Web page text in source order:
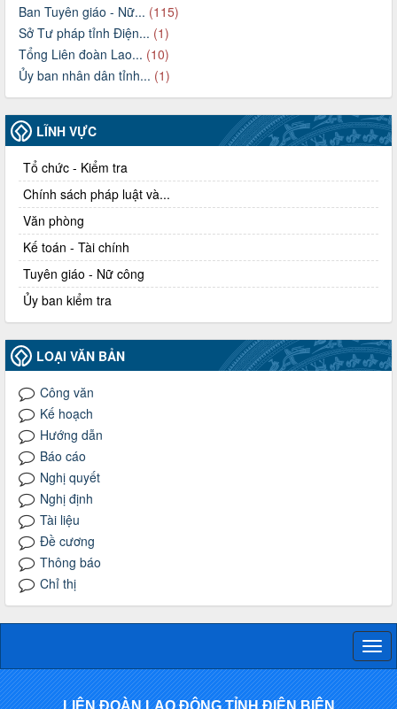
Ban Tuyên giáo - Nữ... (115)
Sở Tư pháp tỉnh Điện... (1)
Tổng Liên đoàn Lao... (10)
Ủy ban nhân dân tỉnh... (1)
LĨNH VỰC
Tổ chức - Kiểm tra
Chính sách pháp luật và...
Văn phòng
Kế toán - Tài chính
Tuyên giáo - Nữ công
Ủy ban kiểm tra
LOẠI VĂN BẢN
Công văn
Kế hoạch
Hướng dẫn
Báo cáo
Nghị quyết
Nghị định
Tài liệu
Đề cương
Thông báo
Chỉ thị
LIÊN ĐOÀN LAO ĐỘNG TỈNH ĐIỆN BIÊN